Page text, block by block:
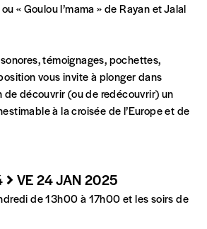
un
le coût de notre publication.
soutenez le travail de l’équipe
vos moyens et vos
pour l’année civile en
commandez au numéro.
si vous souhaitez recevoir la
papier ou numérique.
« Goulou l’mama » de Rayan et Jalal
témoignages, pochettes,
vous invite à plonger dans
de découvrir (ou de redécouvrir) un
à la croisée de l’Europe et de
VE 24 JAN 2025
de 13h00 à 17h00 et les soirs de